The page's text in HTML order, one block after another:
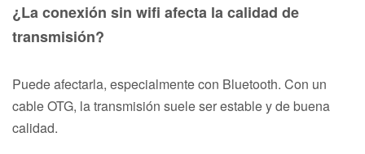
¿La conexión sin wifi afecta la calidad de
transmisión?
Puede afectarla, especialmente con Bluetooth. Con un
cable OTG, la transmisión suele ser estable y de buena
calidad.